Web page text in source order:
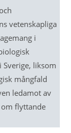
vetenskapliga
i
Sverige, liksom
mångfald
ledamot av
flyttande